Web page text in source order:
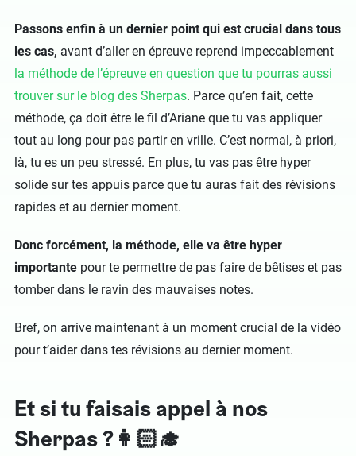
Passons enfin à un dernier point qui est crucial dans tous
les cas, avant d’aller en épreuve reprend impeccablement
la méthode de l’épreuve en question que tu pourras aussi
trouver sur le blog des Sherpas. Parce qu’en fait, cette
méthode, ça doit être le fil d’Ariane que tu vas appliquer
tout au long pour pas partir en vrille. C’est normal, à priori,
là, tu es un peu stressé. En plus, tu vas pas être hyper
solide sur tes appuis parce que tu auras fait des révisions
rapides et au dernier moment.
Donc forcément, la méthode, elle va être hyper
importante pour te permettre de pas faire de bêtises et pas
tomber dans le ravin des mauvaises notes.
Bref, on arrive maintenant à un moment crucial de la vidéo
pour t’aider dans tes révisions au dernier moment.
Et si tu faisais appel à nos
Sherpas ?👩🏻‍🎓